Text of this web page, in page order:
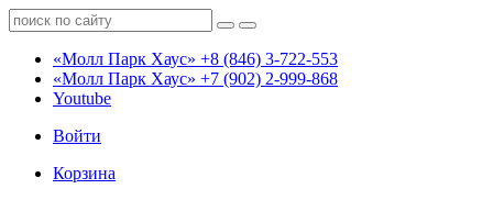
«Молл Парк Хаус» +8 (846) 3-722-553
«Молл Парк Хаус» +7 (902) 2-999-868
Youtube
Войти
Корзина